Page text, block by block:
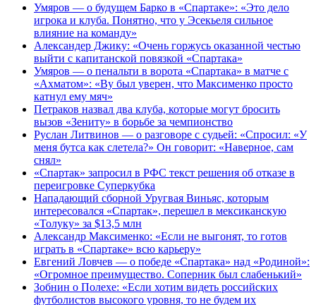
Умяров — о будущем Барко в «Спартаке»: «Это дело
игрока и клуба. Понятно, что у Эсекьеля сильное
влияние на команду»
Александер Джику: «Очень горжусь оказанной честью
выйти с капитанской повязкой «Спартака»
Умяров — о пенальти в ворота «Спартака» в матче с
«Ахматом»: «Ву был уверен, что Максименко просто
катнул ему мяч»
Петраков назвал два клуба, которые могут бросить
вызов «Зениту» в борьбе за чемпионство
Руслан Литвинов — о разговоре с судьей: «Спросил: «У
меня бутса как слетела?» Он говорит: «Наверное, сам
снял»
«Спартак» запросил в РФС текст решения об отказе в
переигровке Суперкубка
Нападающий сборной Уругвая Виньяс, которым
интересовался «Спартак», перешел в мексиканскую
«Толуку» за $13,5 млн
Александр Максименко: «Если не выгонят, то готов
играть в «Спартаке» всю карьеру»
Евгений Ловчев — о победе «Спартака» над «Родиной»:
«Огромное преимущество. Соперник был слабенький»
Зобнин о Полехе: «Если хотим видеть российских
футболистов высокого уровня, то не будем их